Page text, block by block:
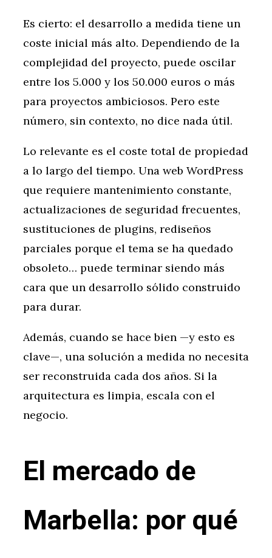
Es cierto: el desarrollo a medida tiene un
coste inicial más alto. Dependiendo de la
complejidad del proyecto, puede oscilar
entre los 5.000 y los 50.000 euros o más
para proyectos ambiciosos. Pero este
número, sin contexto, no dice nada útil.
Lo relevante es el coste total de propiedad
a lo largo del tiempo. Una web WordPress
que requiere mantenimiento constante,
actualizaciones de seguridad frecuentes,
sustituciones de plugins, rediseños
parciales porque el tema se ha quedado
obsoleto… puede terminar siendo más
cara que un desarrollo sólido construido
para durar.
Además, cuando se hace bien —y esto es
clave—, una solución a medida no necesita
ser reconstruida cada dos años. Si la
arquitectura es limpia, escala con el
negocio.
El mercado de
Marbella: por qué